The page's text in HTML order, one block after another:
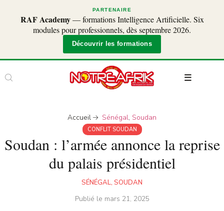
PARTENAIRE
RAF Academy— formations Intelligence Artificielle. Six
modules pour professionnels, dès septembre 2026.
Découvrir les formations
Accueil Sénégal, Soudan
CONFLIT SOUDAN
Soudan : l’armée annonce la reprise
du palais présidentiel
SÉNÉGAL, SOUDAN
Publié le mars 21, 2025